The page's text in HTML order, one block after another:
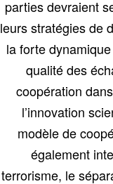
parties devraient
leurs stratégies de
la forte
qualité des
coopération
l’innovation
modèle de
également
terrorisme, le